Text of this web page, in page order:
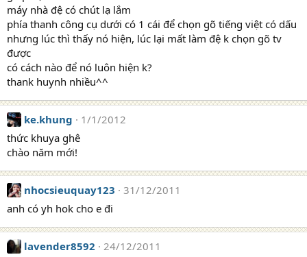
máy nhà đệ có chút lạ lắm
phía thanh công cụ dưới có 1 cái để chọn gõ tiếng việt có dấu
nhưng lúc thì thấy nó hiện, lúc lại mất làm đệ k chọn gõ tv
được
có cách nào để nó luôn hiện k?
thank huynh nhiều^^
ke.khung
1/1/2012
thức khuya ghê
chào năm mới!
nhocsieuquay123
31/12/2011
anh có yh hok cho e đi
lavender8592
24/12/2011